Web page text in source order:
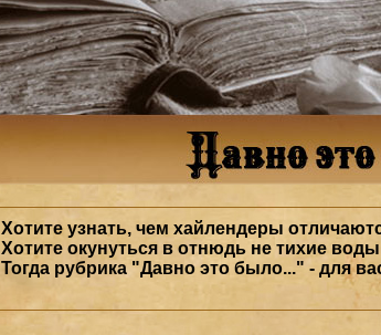
Хотите узнать, чем хайлендеры
Хотите окунуться в отнюдь не тихие
Тогда рубрика "Давно это было..." - для